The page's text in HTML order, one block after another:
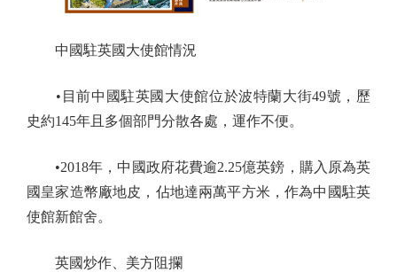
中國駐英國大使館情況
•目前中國駐英國大使館位於波特蘭大街49號，歷
史約145年且多個部門分散各處，運作不便。
•2018年，中國政府花費逾2.25億英鎊，購入原為英
國皇家造幣廠地皮，佔地達兩萬平方米，作為中國駐英
使館新館舍。
英國炒作、美方阻攔